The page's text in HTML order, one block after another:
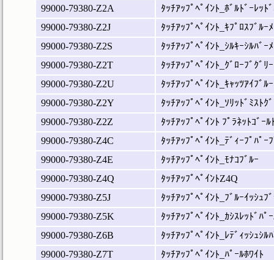
99000-79380-Z2A
ﾀｯﾁｱｯﾌﾟﾍﾟｲﾝﾄ_ﾎﾞﾙﾄﾞｰﾚｯﾄ
99000-79380-Z2J
ﾀｯﾁｱｯﾌﾟﾍﾟｲﾝﾄ_ｷﾌﾟﾛｽﾌﾞﾙｰ
99000-79380-Z2S
ﾀｯﾁｱｯﾌﾟﾍﾟｲﾝﾄ_ｼﾙｷｰｼﾙﾊﾞｰ
99000-79380-Z2T
ﾀｯﾁｱｯﾌﾟﾍﾟｲﾝﾄ_ｸﾞﾛｰﾌﾞｸﾞﾘ
99000-79380-Z2U
ﾀｯﾁｱｯﾌﾟﾍﾟｲﾝﾄ_ｷｬｯﾂｱｲﾌﾞﾙ
99000-79380-Z2Y
ﾀｯﾁｱｯﾌﾟﾍﾟｲﾝﾄ_ｿﾘｯﾄﾞﾐｽﾄｸ
99000-79380-Z2Z
ﾀｯﾁｱｯﾌﾟﾍﾟｲﾝﾄ ﾌﾟﾗﾈｯﾄｺﾞｰﾙ
99000-79380-Z4C
ﾀｯﾁｱｯﾌﾟﾍﾟｲﾝﾄ_ﾃﾞｨｰﾌﾟﾊﾟｰ
99000-79380-Z4E
ﾀｯﾁｱｯﾌﾟﾍﾟｲﾝﾄ_ﾓﾅｺﾌﾞﾙｰ
99000-79380-Z4Q
ﾀｯﾁｱｯﾌﾟﾍﾟｲﾝﾄZ4Q
99000-79380-Z5J
ﾀｯﾁｱｯﾌﾟﾍﾟｲﾝﾄ_ﾌﾞﾙｰｲｯｼｭﾌ
99000-79380-Z5K
ﾀｯﾁｱｯﾌﾟﾍﾟｲﾝﾄ_ｶｼｽﾚｯﾄﾞﾊﾟ
99000-79380-Z6B
ﾀｯﾁｱｯﾌﾟﾍﾟｲﾝﾄ_ﾚﾃﾞｨｯｼｭｼﾙ
99000-79380-Z7T
ﾀｯﾁｱｯﾌﾟﾍﾟｲﾝﾄ_ﾊﾟｰﾙﾎﾜｲﾄ